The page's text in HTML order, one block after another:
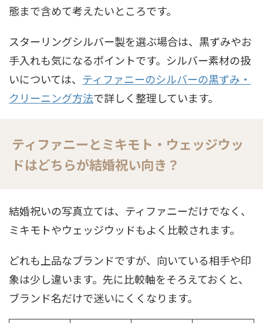
態まで含めて考えたいところです。
スターリングシルバー製を選ぶ場合は、黒ずみやお
手入れも気になるポイントです。シルバー素材の扱
いについては、 ティファニーのシルバーの黒ずみ・
クリーニング方法で詳しく整理しています。
ティファニーとミキモト・ウェッジウッ
ドはどちらが結婚祝い向き？
結婚祝いの写真立ては、ティファニーだけでなく、
ミキモトやウェッジウッドもよく比較されます。
どれも上品なブランドですが、向いている相手や印
象は少し違います。先に比較軸をそろえておくと、
ブランド名だけで迷いにくくなります。